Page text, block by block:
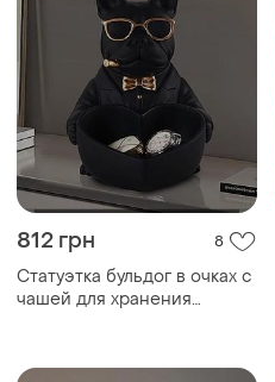
812 грн
Статуэтка бульдог в очках с
чашей для хранения
мелочей,ключей и
украшений с сердечком
TOP